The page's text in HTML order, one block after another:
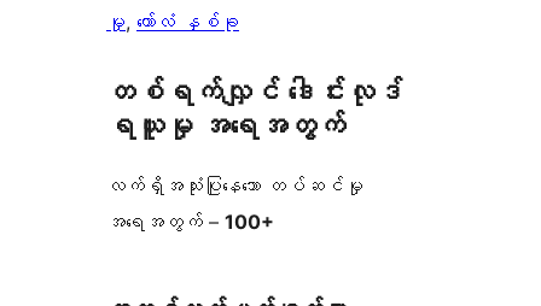
မှု, ကော်လံ နှစ်ခု
တစ်ရက်လျှင် ဒေါင်းလုဒ်
ရယူမှု အရေအတွက်
လက်ရှိအသုံးပြုနေသော တပ်ဆင်မှု
အရေအတွက် – 100+